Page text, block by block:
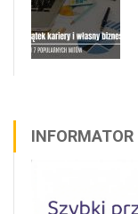
INFORMATOR